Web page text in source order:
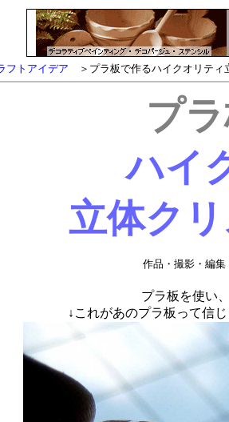
フトアイデア ＞プラ板で作るハイクオリティ
プ
ハイ
立体ク
作品・撮影・編集
プラ板を使い
↓これがあのプラ板って信